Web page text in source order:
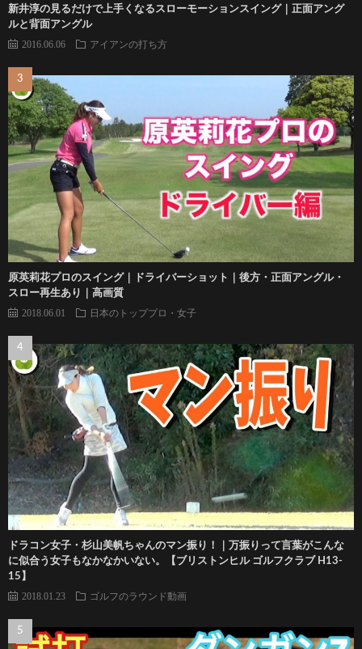
新井淳の見るだけで上手くなるスローモーションスイング｜正面アング
ルと背面アングル
2016.06.06 アイアンの打ち方
原英莉花プロのスイング｜ドライバーショット｜後方・正面アングル・
スロー再生あり｜高画質
2018.06.01 日本のトッププロ・女子
ドラコン女子・杉山美帆ちゃんのマン振り！｜万振りって言葉がこんな
に似合う女子もなかなかいない。【ブリストンヒル ゴルフクラブ H13-
15】
2018.01.23 ゴルフのラウンド動画